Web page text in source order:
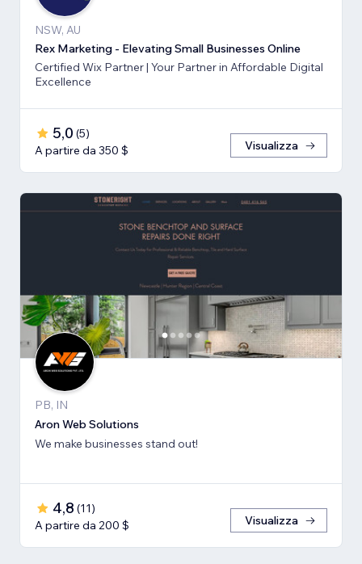
NSW, AU
Rex Marketing - Elevating Small Businesses Online
Certified Wix Partner | Your Partner in Affordable Digital
Excellence
5,0 (5)
A partire da 350 $
Visualizza
PB, IN
Aron Web Solutions
We make businesses stand out!
4,8 (11)
A partire da 200 $
Visualizza